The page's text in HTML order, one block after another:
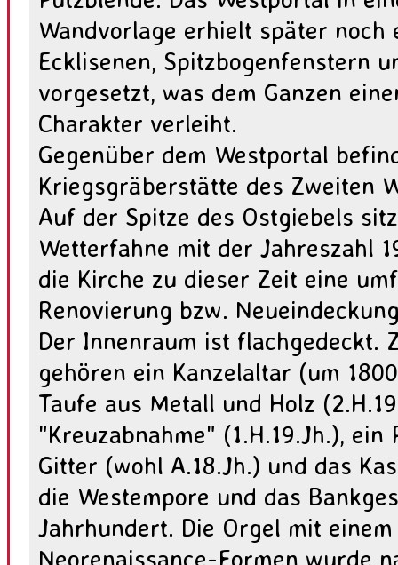
Wandvorlage erhielt später noch
Ecklisenen, Spitzbogenfenstern
vorgesetzt, was dem Ganzen
Charakter verleiht.
Gegenüber dem Westportal
Kriegsgräberstätte des Zweiten
Auf der Spitze des Ostgiebels
Wetterfahne mit der Jahreszahl
die Kirche zu dieser Zeit eine
Renovierung bzw.
Der Innenraum ist flachgedeckt.
gehören ein Kanzelaltar (um
Taufe aus Metall und Holz
"Kreuzabnahme" (1.H.19.Jh.),
Gitter (wohl A.18.Jh.) und das
die Westempore und das
Jahrhundert. Die Orgel mit
Neorenaissance-Formen wurde